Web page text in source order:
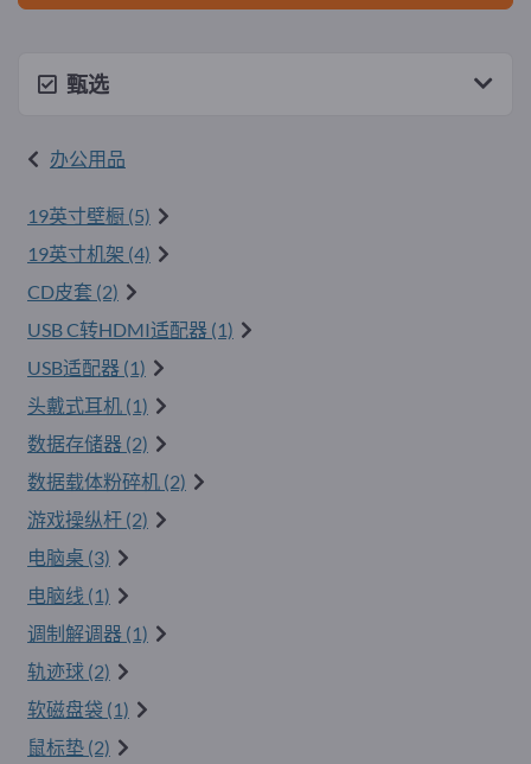
甄选
办公用品
19英寸壁橱 (5)
19英寸机架 (4)
CD皮套 (2)
USB C转HDMI适配器 (1)
USB适配器 (1)
头戴式耳机 (1)
数据存储器 (2)
数据载体粉碎机 (2)
游戏操纵杆 (2)
电脑桌 (3)
电脑线 (1)
调制解调器 (1)
轨迹球 (2)
软磁盘袋 (1)
鼠标垫 (2)